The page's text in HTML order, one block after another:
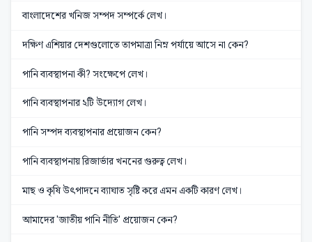
বাংলাদেশের খনিজ সম্পদ সম্পর্কে লেখ।
দক্ষিণ এশিয়ার দেশগুলোতে তাপমাত্রা নিম্ন পর্যায়ে আসে না কেন?
পানি ব্যবস্থাপনা কী? সংক্ষেপে লেখ।
পানি ব্যবস্থাপনার ২টি উদ্যোগ লেখ।
পানি সম্পদ ব্যবস্থাপনার প্রয়োজন কেন?
পানি ব্যবস্থাপনায় রিজার্ভার খননের গুরুত্ব লেখ।
মাছ ও কৃষি উৎপাদনে ব্যাঘাত সৃষ্টি করে এমন একটি কারণ লেখ।
আমাদের 'জাতীয় পানি নীতি' প্রয়োজন কেন?